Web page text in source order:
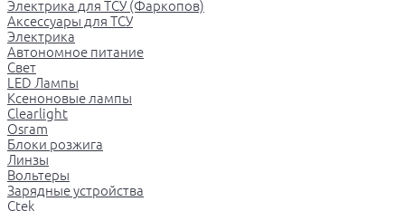
Электрика для ТСУ (Фаркопов)
Аксессуары для ТСУ
Электрика
Автономное питание
Свет
LED Лампы
Ксеноновые лампы
Clearlight
Osram
Блоки розжига
Линзы
Вольтеры
Зарядные устройства
Ctek